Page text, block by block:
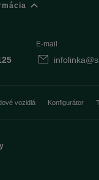
E-mail
vozidlá Konfigurátor